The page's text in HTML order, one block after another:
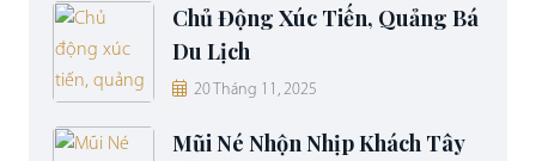
Chủ Động Xúc Tiến, Quảng Bá
Du Lịch
20 Tháng 11, 2025
Mũi Né Nhộn Nhịp Khách Tây